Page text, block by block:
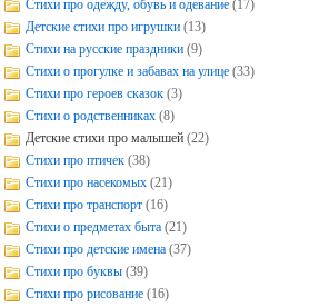
Стихи про одежду, обувь и одевание (17)
Детские стихи про игрушки (13)
Стихи на русские праздники (9)
Стихи о прогулке и забавах на улице (33)
Стихи про героев сказок (3)
Стихи о родственниках (8)
Детские стихи про малышей(22)
Стихи про птичек (38)
Стихи про насекомых (21)
Стихи про транспорт (16)
Стихи о предметах быта (21)
Стихи про детские имена (37)
Стихи про буквы (39)
Стихи про рисование (16)